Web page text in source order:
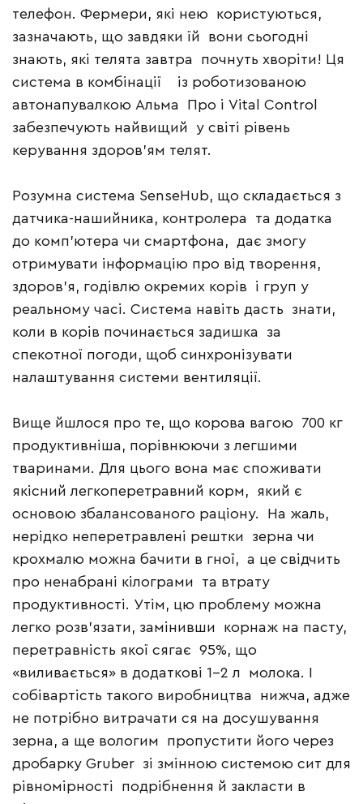
телефон. Фермери, які нею користуються,
зазначають, що завдяки їй вони сьогодні
знають, які телята завтра почнуть хворіти! Ця
система в комбінації із роботизованою
автонапувалкою Альма Про і Vital Control
забезпечують найвищий у світі рівень
керування здоров’ям телят.
Розумна система SenseHub, що складається з
датчика-нашийника, контролера та додатка
до комп’ютера чи смартфона, дає змогу
отримувати інформацію про від творення,
здоров’я, годівлю окремих корів і груп у
реальному часі. Система навіть дасть знати,
коли в корів починається задишка за
спекотної погоди, щоб синхронізувати
налаштування системи вентиляції.
Вище йшлося про те, що корова вагою 700 кг
продуктивніша, порівнюючи з легшими
тваринами. Для цього вона має споживати
якісний легкоперетравний корм, який є
основою збалансованого раціону. На жаль,
нерідко неперетравлені рештки зерна чи
крохмалю можна бачити в гної, а це свідчить
про ненабрані кілограми та втрату
продуктивності. Утім, цю проблему можна
легко розв’язати, замінивши корнаж на пасту,
перетравність якої сягає 95%, що
«виливається» в додаткові 1–2 л молока. І
собівартість такого виробництва нижча, адже
не потрібно витрачати ся на досушування
зерна, а ще вологим пропустити його через
дробарку Gruber зі змінною системою сит для
рівномірності подрібнення й закласти в